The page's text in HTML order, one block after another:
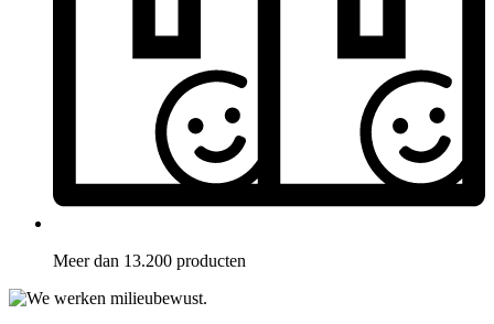
Meer dan 13.200 producten